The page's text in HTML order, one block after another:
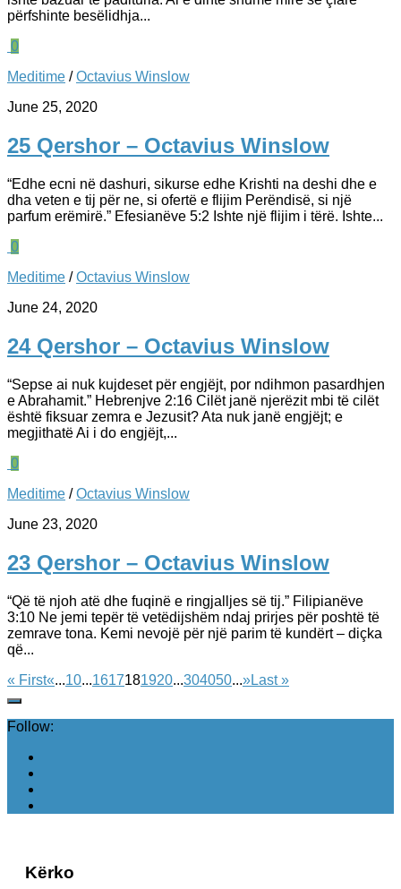
përfshinte besëlidhja...
0
Meditime /Octavius Winslow
June 25, 2020
25 Qershor – Octavius Winslow
“Edhe ecni në dashuri, sikurse edhe Krishti na deshi dhe e
dha veten e tij për ne, si ofertë e flijim Perëndisë, si një
parfum erëmirë.” Efesianëve 5:2 Ishte një flijim i tërë. Ishte...
0
Meditime /Octavius Winslow
June 24, 2020
24 Qershor – Octavius Winslow
“Sepse ai nuk kujdeset për engjëjt, por ndihmon pasardhjen
e Abrahamit.” ‭‭Hebrenjve‬ ‭2:16‬ Cilët janë njerëzit mbi të cilët
është fiksuar zemra e Jezusit? Ata nuk janë engjëjt; e
megjithatë Ai i do engjëjt,...
0
Meditime /Octavius Winslow
June 23, 2020
23 Qershor – Octavius Winslow
“Që të njoh atë dhe fuqinë e ringjalljes së tij.” ‭‭Filipianëve‬
‭3:10‬ Ne jemi tepër të vetëdijshëm ndaj prirjes për poshtë të
zemrave tona. Kemi nevojë për një parim të kundërt – diçka
që...
« First«...10...1617181920...304050...»Last »
Follow:
Kërko